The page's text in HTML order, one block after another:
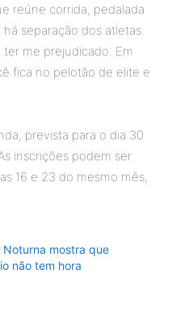
reúne corrida, pedalada
separação dos atletas
me prejudicado. Em
fica no pelotão de elite e
prevista para o dia 30
inscrições podem ser
16 e 23 do mesmo mês,
Noturna mostra que
não tem hora